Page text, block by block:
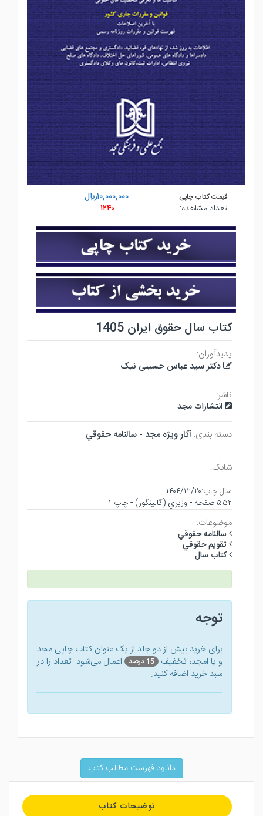
قیمت کتاب چاپی:
۱۰,۰۰۰,۰۰۰ريال
تعداد مشاهده:
۱۲۴۰
کتاب سال حقوق ایران 1405
پدیدآوران:
دکتر سید عباس حسینی نیک
ناشر:
انتشارات مجد
دسته بندی: آثار ويژه مجد - سالنامه حقوقي
شابک:
سال چاپ:۱۴۰۴/۱۲/۲۰
۵۵۲ صفحه - وزيري (گالينگور) - چاپ ۱
موضوعات:
سالنامه حقوقي
تقويم حقوقي
كتاب سال
توجه
برای خرید بیش از دو جلد از یک عنوان کتاب‌ چاپی مجد
و یا امجد، تخفیف 15 درصد
اعمال می‌شود. تعداد را در
سبد خرید اضافه کنید.
دانلود فهرست مطالب کتاب
توضیحات کتاب